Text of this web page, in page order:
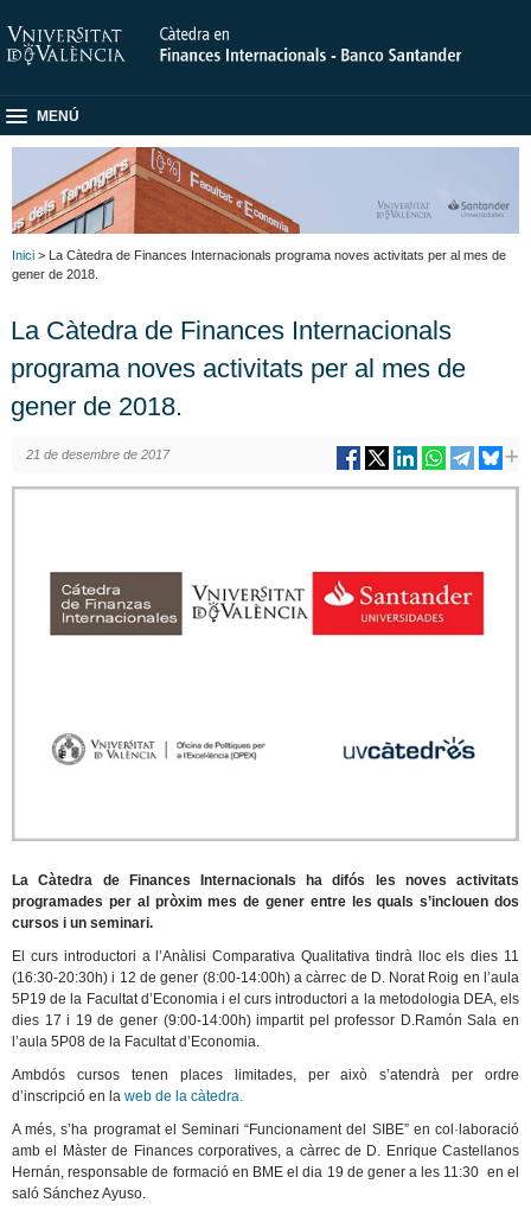
MENÚ
Inici > La Càtedra de Finances Internacionals programa noves activitats per al mes de
gener de 2018.
La Càtedra de Finances Internacionals
programa noves activitats per al mes de
gener de 2018.
21 de desembre de 2017
La Càtedra de Finances Internacionals ha difós les noves activitats
programades per al pròxim mes de gener entre les quals s’inclouen dos
cursos i un seminari.
El curs introductori a l’Anàlisi Comparativa Qualitativa tindrà lloc els dies 11
(16:30-20:30h) i 12 de gener (8:00-14:00h) a càrrec de D. Norat Roig en l’aula
5P19 de la Facultat d’Economia i el curs introductori a la metodologia DEA, els
dies 17 i 19 de gener (9:00-14:00h) impartit pel professor D.Ramón Sala en
l’aula 5P08 de la Facultat d’Economia.
Ambdós cursos tenen places limitades, per això s’atendrà per ordre
d’inscripció en laweb de la càtedra.
A més, s’ha programat el Seminari “Funcionament del SIBE” en col·laboració
amb el Màster de Finances corporatives, a càrrec de D. Enrique Castellanos
Hernán, responsable de formació en BME el dia 19 de gener a les 11:30 en el
saló Sánchez Ayuso.